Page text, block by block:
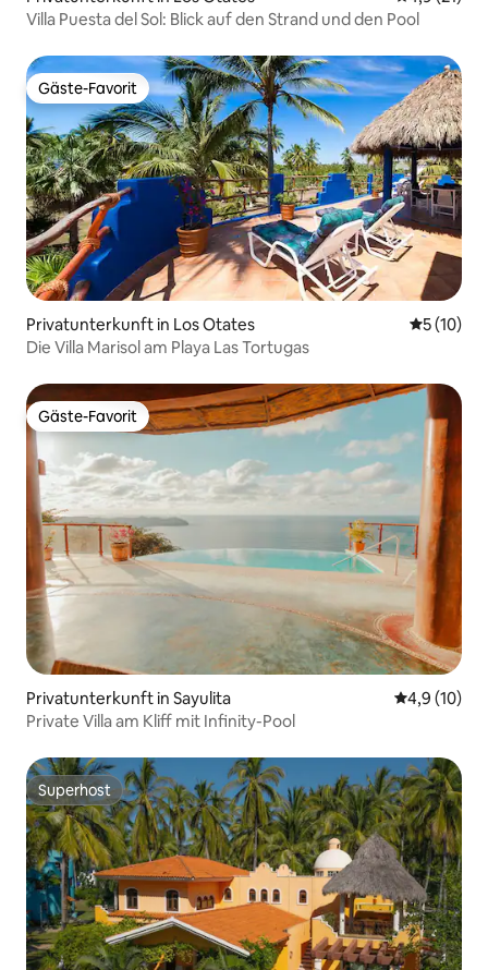
Villa Puesta del Sol: Blick auf den Strand und den Pool
Gäste-Favorit
Gäste-Favorit
Privatunterkunft in Los Otates
5 (10)
Die Villa Marisol am Playa Las Tortugas
Gäste-Favorit
Gäste-Favorit
Privatunterkunft in Sayulita
4,9 (10)
Private Villa am Kliff mit Infinity-Pool
Superhost
Superhost